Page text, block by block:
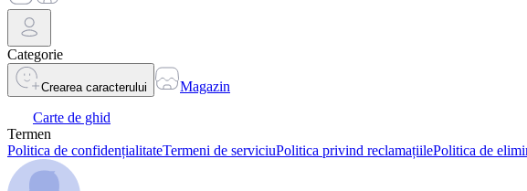
Categorie
Crearea caracterului
Magazin
Carte de ghid
Termen
Politica de confidențialitateTermeni de serviciuPolitica privind reclamațiilePolitica de